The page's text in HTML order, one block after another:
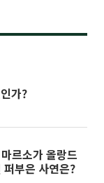
가?
르소가 올랑드
부은 사연은?